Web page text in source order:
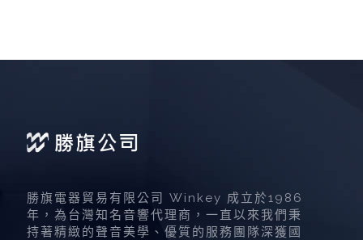
勝旗電器貿易有限公司 Winkey 成立於1986
年，為台灣知名音響代理商，一直以來我們秉
持著精緻的聲音美學、優質的服務團隊深獲國